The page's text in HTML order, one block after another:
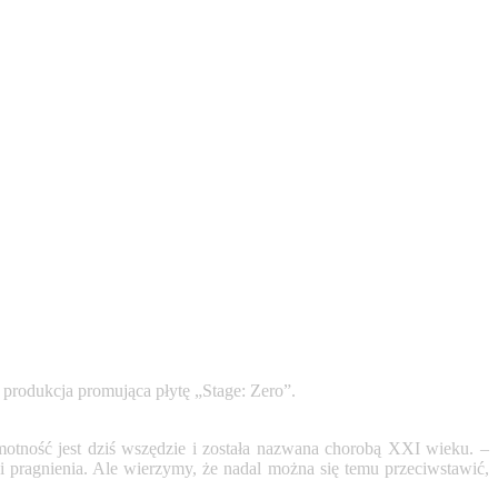
promująca płytę „Stage: Zero”.
jest dziś wszędzie i została nazwana chorobą XXI wieku. –
Ale wierzymy, że nadal można się temu przeciwstawić,